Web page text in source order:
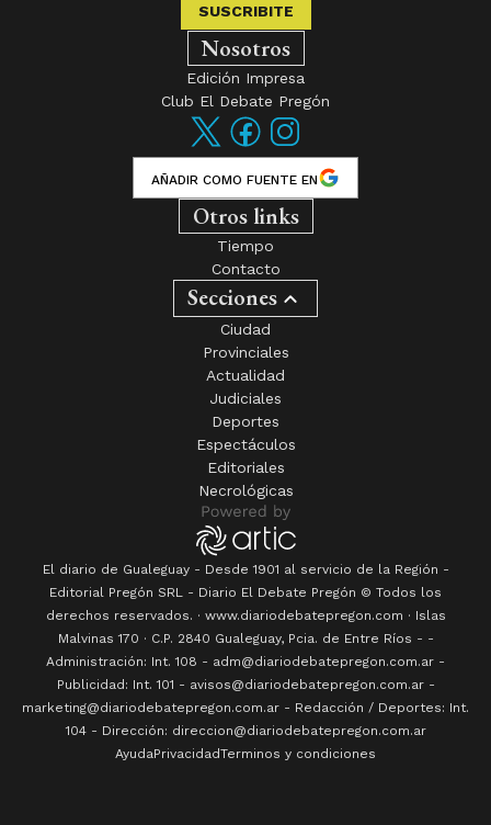
SUSCRIBITE
Nosotros
Edición Impresa
Club El Debate Pregón
AÑADIR COMO FUENTE EN
Otros links
Tiempo
Contacto
Secciones
Ciudad
Provinciales
Actualidad
Judiciales
Deportes
Espectáculos
Editoriales
Necrológicas
El diario de Gualeguay - Desde 1901 al servicio de la Región -
Editorial Pregón SRL
- Diario El Debate Pregón © Todos los
derechos reservados. · www.diariodebatepregon.com · Islas
Malvinas 170 · C.P. 2840 Gualeguay, Pcia. de Entre Ríos - -
Administración: Int. 108 - adm@diariodebatepregon.com.ar -
Publicidad: Int. 101 - avisos@diariodebatepregon.com.ar -
marketing@diariodebatepregon.com.ar - Redacción / Deportes: Int.
104 - Dirección: direccion@diariodebatepregon.com.ar
AyudaPrivacidadTerminos y condiciones